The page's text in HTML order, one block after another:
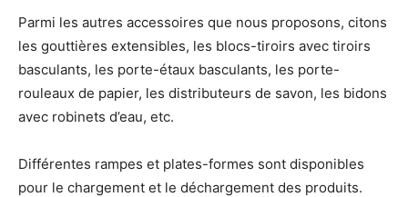
Parmi les autres accessoires que nous proposons, citons
les gouttières extensibles, les blocs-tiroirs avec tiroirs
basculants, les porte-étaux basculants, les porte-
rouleaux de papier, les distributeurs de savon, les bidons
avec robinets d’eau, etc.
Différentes rampes et plates-formes sont disponibles
pour le chargement et le déchargement des produits.